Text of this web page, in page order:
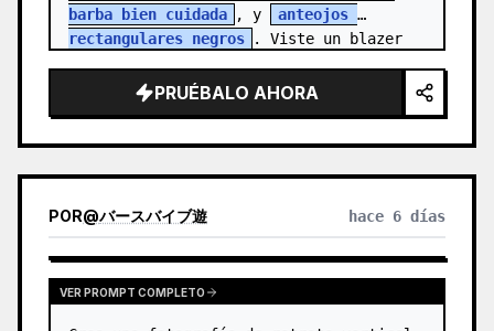
barba bien cuidada
, y
anteojos
rectangulares negros
. Viste un blazer
PRUÉBALO AHORA
POR@バースバイブ遊 hace 6 días
VER PROMPT COMPLETO